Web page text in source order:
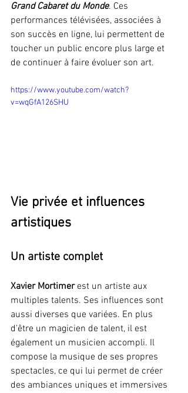
Grand Cabaret du Monde. Ces
performances télévisées, associées à
son succès en ligne, lui permettent de
toucher un public encore plus large et
de continuer à faire évoluer son art.
https://www.youtube.com/watch?
v=wqGfA126SHU
Vie privée et influences
artistiques
Un artiste complet
Xavier Mortimer est un artiste aux
multiples talents. Ses influences sont
aussi diverses que variées. En plus
d'être un magicien de talent, il est
également un musicien accompli. Il
compose la musique de ses propres
spectacles, ce qui lui permet de créer
des ambiances uniques et immersives